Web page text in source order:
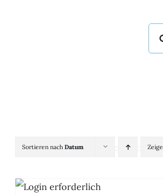
Sortieren nach Datum Zeige